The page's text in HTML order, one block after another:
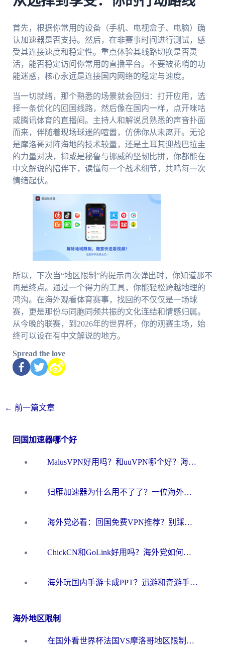
首先，根据你常用的设备（手机、电视盒子、电脑）确
认加速器是否支持。然后，在非赛事时间进行测试，感
受其连接速度和稳定性。重点体验其线路切换是否灵
活，能否稳定访问你常用的直播平台。不要被花哨的功
能迷惑，核心永远是连接国内网络的稳定与速度。
当一切就绪，那个熟悉的场景就会回归：打开应用，选
择一条优化的回国线路，然后像在国内一样，点开咪咕
或腾讯体育的直播间。主持人和解说员熟悉的声音扑面
而来，伴随着现场球迷的喧嚣，仿佛你从未离开。无论
是摩洛哥对阵海地的技术较量，还是土耳其迎战巴拉圭
的力量对决，抑或是秘鲁与挪威的坚韧比拼，你都能在
中文解说的陪伴下，读懂每一个战术细节，共鸣每一次
情绪起伏。
所以，下次当“地区限制”的提示再次弹出时，你知道那不
再是终点。通过一个得力的工具，你能轻松跨越地理的
鸿沟。在海外观看体育赛事，找回的不仅仅是一场球
赛，更是那份与同胞同频共振的文化连结和情感归属。
从今晚的联赛，到2026年的世界杯，你的观赛主场，始
终可以设在有中文解说的地方。
Spread the love
← 前一篇文章
回国加速器哪个好
MalusVPN好用吗？和uuVPN哪个好？海外党无缝访问国内资源的真实对比与选择指南
归雁加速器为什么用不了了？一位海外游子的真实困惑与技术解答
海外党必看：回国免费VPN推荐？别踩坑！教你选对加速器无缝刷国内资源
ChickCN和GoLink好用吗？海外党如何选对回国加速器
海外玩国内手游卡成PPT？迅游和奇游手游哪个好？一篇讲透回国加速器怎么选
海外地区限制
在国外看世界杯法国VS摩洛哥地区限制？这篇指南让你流畅看中文解说无压力